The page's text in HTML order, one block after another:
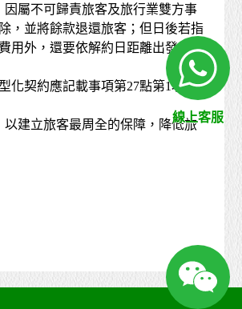
屬不可歸責旅客及旅行業雙方事
，並將餘款退還旅客；但日後若指
用外，還要依解約日距離出發日長
化契約應記載事項第27點第1項
建立旅客最周全的保障，降低旅
線上客服